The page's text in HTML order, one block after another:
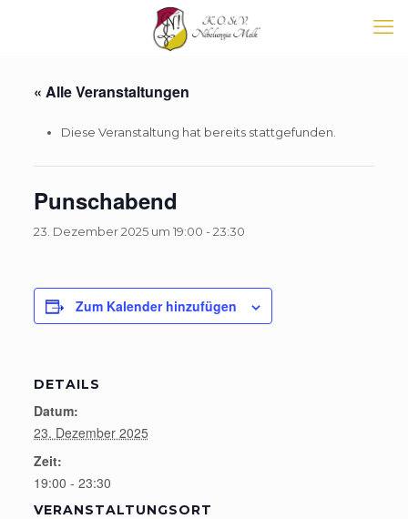
« Alle Veranstaltungen
Diese Veranstaltung hat bereits stattgefunden.
Punschabend
23. Dezember 2025 um 19:00 -23:30
Zum Kalender hinzufügen
DETAILS
Datum:
23. Dezember 2025
Zeit:
19:00 - 23:30
VERANSTALTUNGSORT